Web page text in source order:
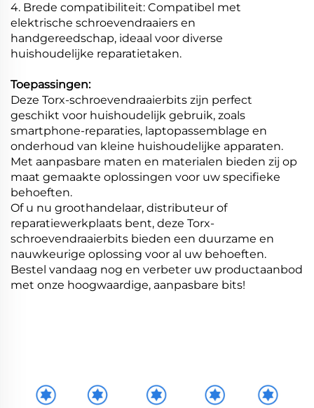
4. Brede compatibiliteit: Compatibel met
elektrische schroevendraaiers en
handgereedschap, ideaal voor diverse
huishoudelijke reparatietaken.
Toepassingen:
Deze Torx-schroevendraaierbits zijn perfect
geschikt voor huishoudelijk gebruik, zoals
smartphone-reparaties, laptopassemblage en
onderhoud van kleine huishoudelijke apparaten.
Met aanpasbare maten en materialen bieden zij op
maat gemaakte oplossingen voor uw specifieke
behoeften.
Of u nu groothandelaar, distributeur of
reparatiewerkplaats bent, deze Torx-
schroevendraaierbits bieden een duurzame en
nauwkeurige oplossing voor al uw behoeften.
Bestel vandaag nog en verbeter uw productaanbod
met onze hoogwaardige, aanpasbare bits!